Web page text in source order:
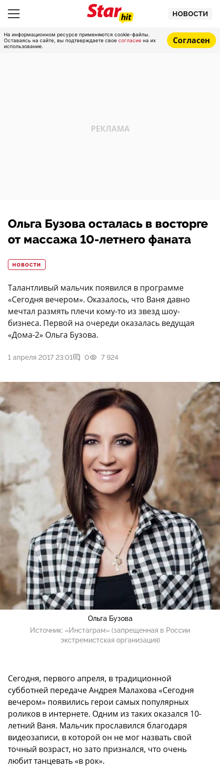
НОВОСТИ
На информационном ресурсе применяются cookie-файлы.
Оставаясь на сайте, вы подтверждаете свое согласие на их
использование.
Согласен
Ольга Бузова осталась в восторге
от массажа 10-летнего фаната
НОВОСТИ
Талантливый мальчик появился в программе
«Сегодня вечером». Оказалось, что Ваня давно
мечтал размять плечи кому-то из звезд шоу-
бизнеса. Первой на очереди оказалась ведущая
«Дома-2» Ольга Бузова.
1 апреля 2017 23:01 0 7 924
Ольга Бузова
Источник: «Инстаграм» (запрещенная в России
экстремистская организация)
Сегодня, первого апреля, в традиционной
субботней передаче Андрея Малахова «Сегодня
вечером» появились герои самых популярных
роликов в интернете. Одним из таких оказался 10-
летний Ваня. Мальчик прославился благодаря
видеозаписи, в которой он не мог назвать свой
точный возраст, но зато признался, что очень
любит танцевать «в рок».